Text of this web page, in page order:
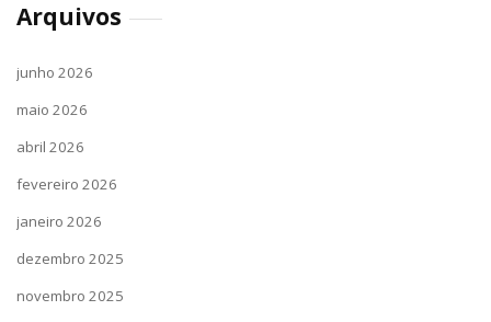
Arquivos
junho 2026
maio 2026
abril 2026
fevereiro 2026
janeiro 2026
dezembro 2025
novembro 2025